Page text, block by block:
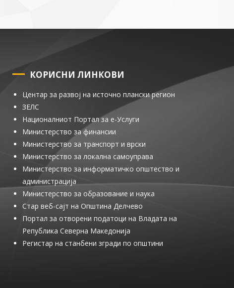
КОРИСНИ ЛИНКОВИ
Центар за развој на источно плански регион
ЗЕЛС
Националниот Портал за е-Услуги
Министерство за финансии
Министерство за транспорт и врски
Министерство за локална самоуправа
Министерство за информатичко општество и
администрација
Министерство за образование и наука
Стар веб-сајт на Општина Делчево
Портал за отворени податоци на Владата на
Република Северна Македонија
Регистар на станбени згради по општини